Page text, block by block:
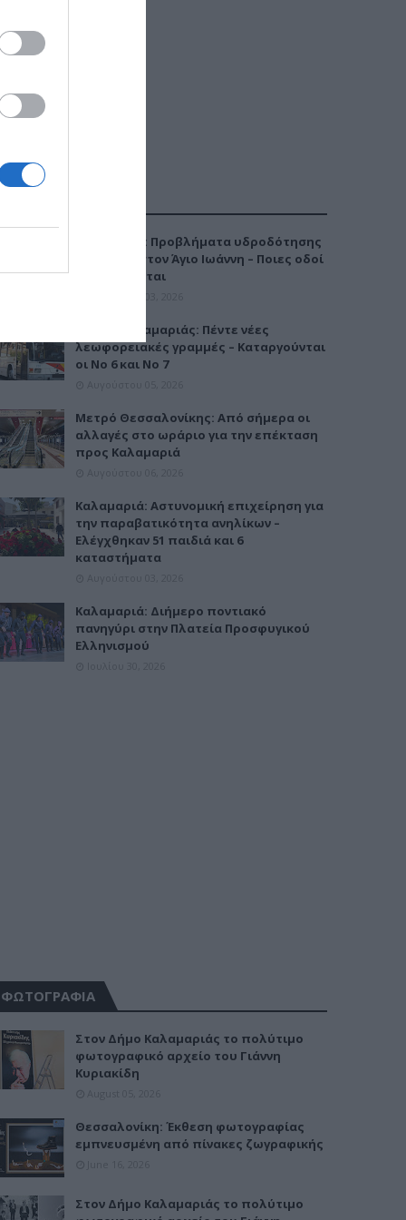
Καλαμαριά: Προβλήματα υδροδότησης
την Τρίτη στον Άγιο Ιωάννη – Ποιες οδοί
επηρεάζονται
Μετρό Καλαμαριάς: Πέντε νέες
λεωφορειακές γραμμές – Καταργούνται
οι Νο 6 και Νο 7
Μετρό Θεσσαλονίκης: Από σήμερα οι
αλλαγές στο ωράριο για την επέκταση
προς Καλαμαριά
Καλαμαριά: Αστυνομική επιχείρηση για
την παραβατικότητα ανηλίκων –
Ελέγχθηκαν 51 παιδιά και 6
καταστήματα
Καλαμαριά: Διήμερο ποντιακό
πανηγύρι στην Πλατεία Προσφυγικού
Ελληνισμού
ΦΩΤΟΓΡΑΦΙΑ
Στον Δήμο Καλαμαριάς το πολύτιμο
φωτογραφικό αρχείο του Γιάννη
Κυριακίδη
Θεσσαλονίκη: Έκθεση φωτογραφίας
εμπνευσμένη από πίνακες ζωγραφικής
Στον Δήμο Καλαμαριάς το πολύτιμο